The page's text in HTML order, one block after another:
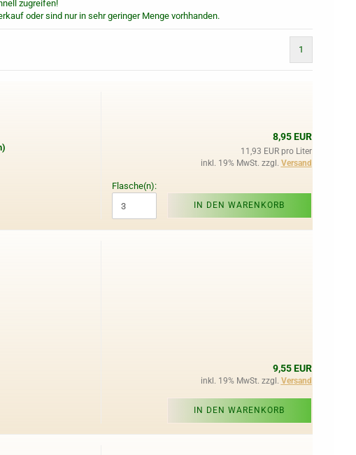
zugreifen!
oder sind nur in sehr geringer Menge vorhhanden.
1
8,95 EUR
11,93 EUR pro Liter
inkl. 19% MwSt. zzgl. Versand
Flasche(n):
IN DEN WARENKORB
9,55 EUR
inkl. 19% MwSt. zzgl. Versand
IN DEN WARENKORB